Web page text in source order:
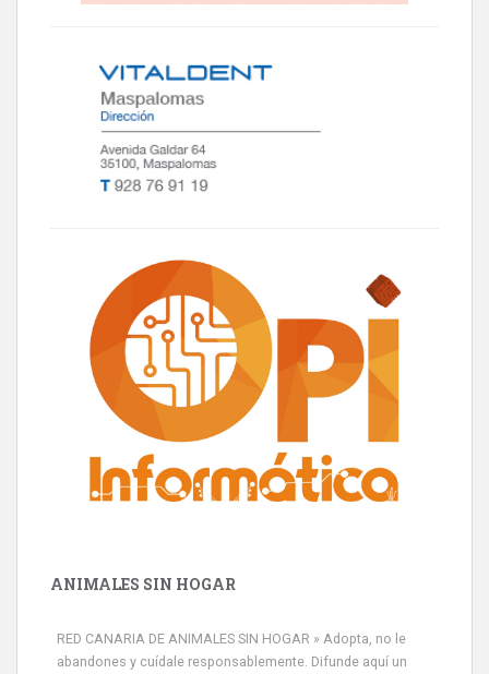
ANIMALES SIN HOGAR
RED CANARIA DE ANIMALES SIN HOGAR » Adopta, no le
abandones y cuídale responsablemente. Difunde aquí un